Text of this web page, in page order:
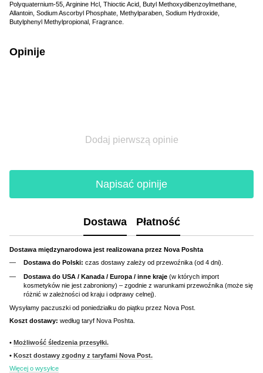
Polyquaternium-55, Arginine Hcl, Thioctic Acid, Butyl Methoxydibenzoylmethane,
Allantoin, Sodium Ascorbyl Phosphate, Methylparaben, Sodium Hydroxide,
Butylphenyl Methylpropional, Fragrance.
Opinije
Dodaj pierwszą opinie
Napisać opinije
Dostawa Płatność
Dostawa międzynarodowa jest realizowana przez Nova Poshta
Dostawa do Polski: czas dostawy zależy od przewoźnika (od 4 dni).
Dostawa do USA / Kanada / Europa / inne kraje (w których import
kosmetyków nie jest zabroniony) – zgodnie z warunkami przewoźnika (może się
różnić w zależności od kraju i odprawy celnej).
Wysyłamy paczuszki od poniedziałku do piątku przez Nova Post.
Koszt dostawy: według taryf Nova Poshta.
• Możliwość śledzenia przesyłki.
• Koszt dostawy zgodny z taryfami Nova Post.
Więcej o wysyłce